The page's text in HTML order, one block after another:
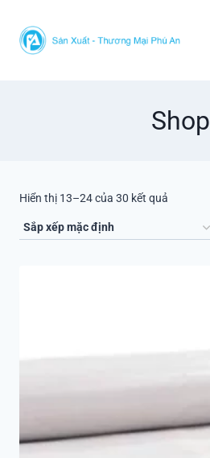
content
Shop
Hiển thị 13–24 của 30 kết quả